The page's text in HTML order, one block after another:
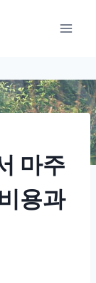
마주
용과